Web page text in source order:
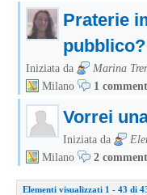
Praterie
pubblico?
Iniziata da Marina
Milano
1
Vorrei
Iniziata da
Milano
2
Elementi visualizzati 1 - 43 di